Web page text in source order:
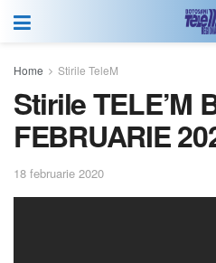
Home Stirile TeleM
Stirile TELE’M
FEBRUARIE
18 februarie 2020